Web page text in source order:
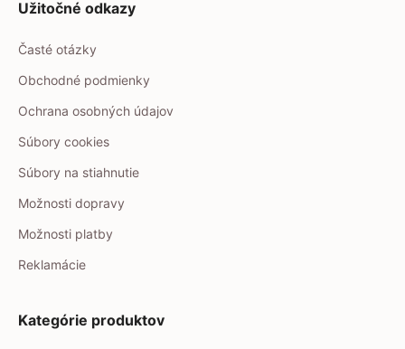
Užitočné odkazy
Časté otázky
Obchodné podmienky
Ochrana osobných údajov
Súbory cookies
Súbory na stiahnutie
Možnosti dopravy
Možnosti platby
Reklamácie
Kategórie produktov